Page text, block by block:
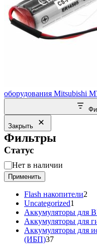
оборудования Mitsubishi
Закрыть
Фильтры
Статус
Статус
Нет в наличии
Применить
Flash накопители2
Uncategorized1
товар
Аккумуляторы для
Аккумуляторы для
Аккумуляторы для
(ИБП)3737